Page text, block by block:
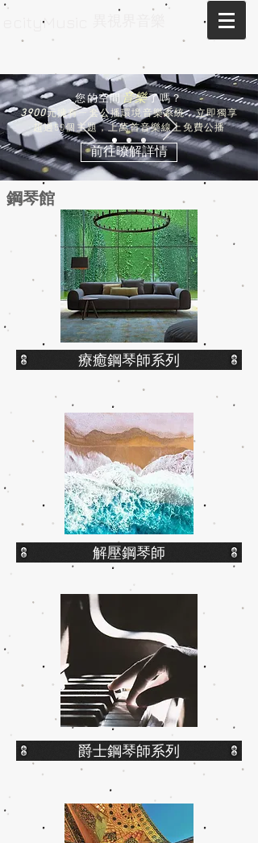
ecityMusic
ログイン
您的空間 音樂了嗎？
3900元擁有ㄧ套公播環境音樂系統，立即獨享
超過50個主題，上萬首音樂線上免費公播
前往暸解詳情
​鋼琴館
療癒鋼琴師系列
解壓鋼琴師
爵士鋼琴師系列